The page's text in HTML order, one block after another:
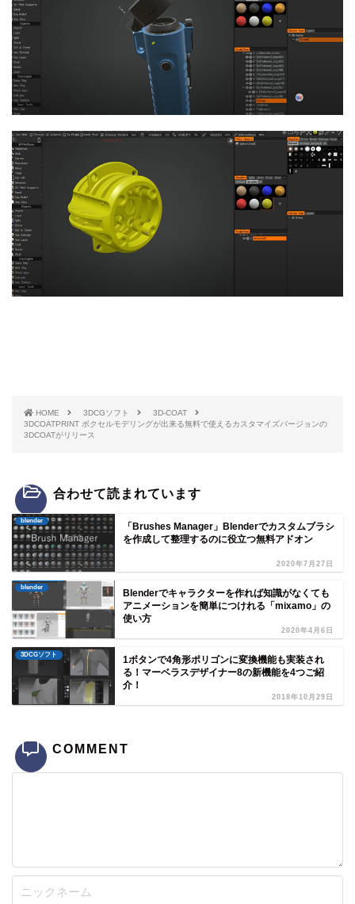
HOME 3DCGソフト
3D-COAT
3DCOATPRINT ボクセルモデリングが出来る無料で使えるカスタマイズバージョンの
3DCOATがリリース
合わせて読まれています
blender
「Brushes Manager」Blenderでカスタムブラシ
を作成して整理するのに役立つ無料アドオン
2020年7月27日
blender
Blenderでキャラクターを作れば知識がなくても
アニメーションを簡単につけれる「mixamo」の
使い方
2020年4月6日
3DCGソフト
1ボタンで4角形ポリゴンに変換機能も実装され
る！マーベラスデザイナー8の新機能を4つご紹
介！
2018年10月29日
COMMENT